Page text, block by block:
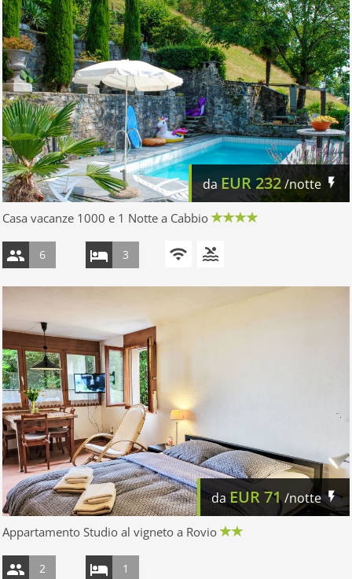
daEUR232/notte
Casa vacanze 1000 e 1 Notte a Cabbio
6 3
daEUR71/notte
Appartamento Studio al vigneto a Rovio
2 1